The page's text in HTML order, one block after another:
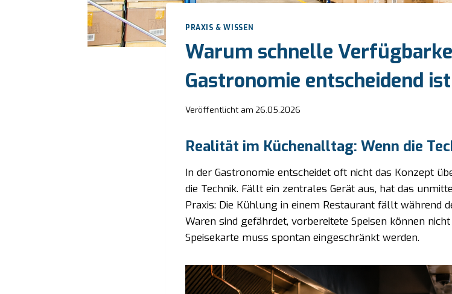
PRAXIS & WISSEN
Warum schnelle
Gastronomie entscheidend ist
Veröffentlicht am 26.05.2026
Realität im Küchenalltag: Wenn die
In der Gastronomie entscheidet oft nicht das Konzept
die Technik. Fällt ein zentrales Gerät aus, hat das
Praxis: Die Kühlung in einem Restaurant fällt während
Waren sind gefährdet, vorbereitete Speisen können
Speisekarte muss spontan eingeschränkt werden.